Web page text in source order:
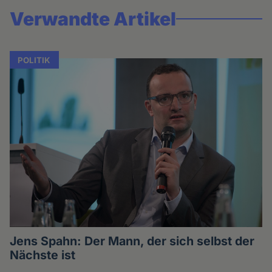
Verwandte Artikel
POLITIK
Jens Spahn: Der Mann, der sich selbst der
Nächste ist